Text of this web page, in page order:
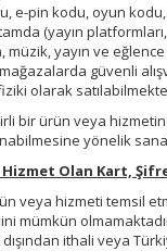
e-pin kodu, oyun
(yayın
müzik, yayın ve
güvenli
olarak
bir ürün veya hizmetin
yönelik
Hizmet Olan Kart,
veya hizmeti temsil
mümkün
ithali veya